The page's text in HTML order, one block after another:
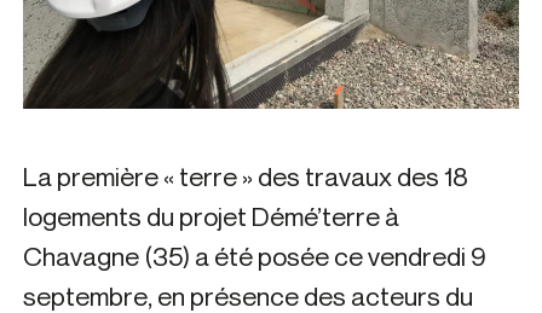
La première « terre » des travaux des 18
logements du projet Démé’terre à
Chavagne (35) a été posée ce vendredi 9
septembre, en présence des acteurs du